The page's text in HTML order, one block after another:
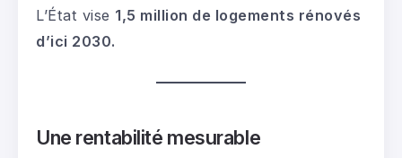
L’État vise 1,5 million de logements rénovés
d’ici 2030.
Une rentabilité mesurable